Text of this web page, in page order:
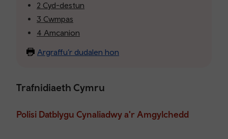
Trafnidiaeth Cymru
Polisi Datblygu Cynaliadwy a'r Amgylchedd
2 Cyd-destun
3 Cwmpas
4 Amcanion
Argraffu’r dudalen hon